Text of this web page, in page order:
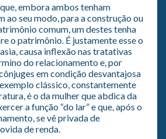
embora ambos tenham
ao seu modo, para a construção ou
comum, um destes tenha
o patrimônio. É justamente esse o
causa inflexão nas tratativas
do relacionamento e, por
em condição desvantajosa
clássico, constantemente
é o da mulher que abdica da
a função “do lar” e que, após o
se vê privada de
de renda.